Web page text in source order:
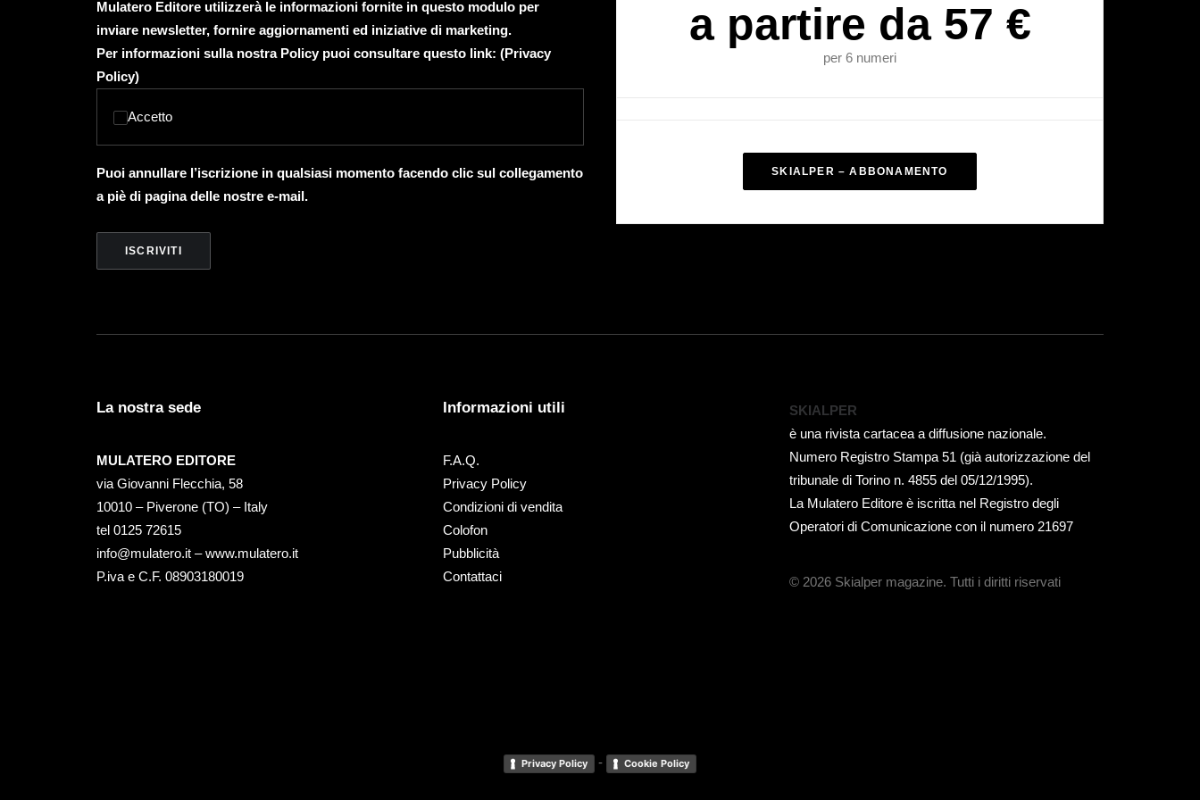
Mulatero Editore utilizzerà le informazioni fornite in questo modulo per
inviare newsletter, fornire aggiornamenti ed iniziative di marketing.
Per informazioni sulla nostra Policy puoi consultare questo link: (Privacy
Policy)
Accetto
Puoi annullare l’iscrizione in qualsiasi momento facendo clic sul collegamento
a piè di pagina delle nostre e-mail.
a partire da 57 €
per 6 numeri
SKIALPER – ABBONAMENTO
La nostra sede
MULATERO EDITORE
via Giovanni Flecchia, 58
10010 – Piverone (TO) – Italy
tel ‭0125 72615‬
info@mulatero.it –www.mulatero.it
P.iva e C.F. 08903180019
Informazioni utili
F.A.Q.
Privacy Policy
Condizioni di vendita
Colofon
Pubblicità
Contattaci
SKIALPER
è una rivista cartacea a diffusione nazionale.
Numero Registro Stampa 51 (già autorizzazione del
tribunale di Torino n. 4855 del 05/12/1995).
La Mulatero Editore è iscritta nel Registro degli
Operatori di Comunicazione con il numero 21697
© 2026 Skialper magazine. Tutti i diritti riservati
Privacy Policy - Cookie Policy